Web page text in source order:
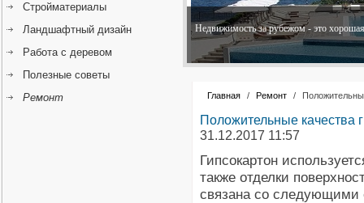
Недвижимость за рубежом - это
Главная / Ремонт /
Положительные качества
31.12.2017 11:57
Гипсокартон
также отделки
связана со следующими
Стройматериалы
Ландшафтный дизайн
Работа с деревом
Полезные советы
Ремонт